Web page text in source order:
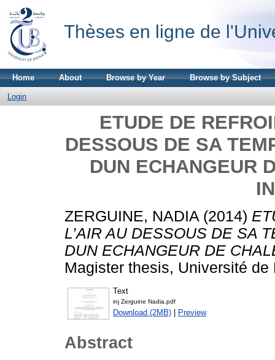
Thèses en ligne de
Home About Browse by Year Browse by Subject
Login
ETUDE DE
DESSOUS DE SA
DUN ECHANGEUR
ZERGUINE, NADIA (2014)
L’AIR AU DESSOUS DE SA
DUN ECHANGEUR DE
Magister thesis, Université de
Text
inj Zerguine Nadia.pdf
Download (2MB) | Preview
Abstract